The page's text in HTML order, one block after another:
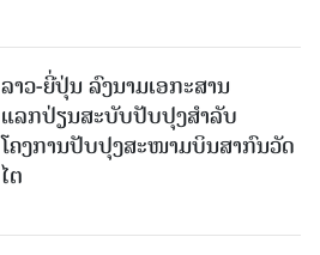
ລາວ-ຍີ່ປຸ່ນ ລົງນາມເອກະສານ
ແລກປ່ຽນສະບັບປັບປຸງສໍາລັບ
ໂຄງການປັບປຸງສະໜາມບິນສາກົນວັດ
ໄຕ